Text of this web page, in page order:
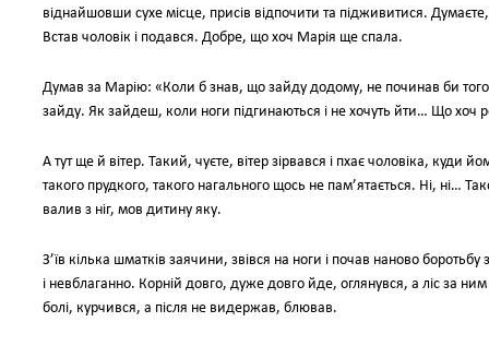
віднайшовши сухе місце, присів відпочити та підживитися.
Встав чоловік і подався. Добре, що хоч Марія ще спала.
Думав за Марію: «Коли б знав, що зайду додому, не починав би
зайду. Як зайдеш, коли ноги підгинаються і не хочуть йти… Що хоч
А тут ще й вітер. Такий, чуєте, вітер зірвався і пхає чоловіка, куди
такого прудкого, такого нагального щось не пам’ятається. Ні, ні…
валив з ніг, мов дитину яку.
З’їв кілька шматків заячини, звівся на ноги і почав наново
і невблаганно. Корній довго, дуже довго йде, оглянувся, а ліс за
болі, курчився, а після не видержав, блював.